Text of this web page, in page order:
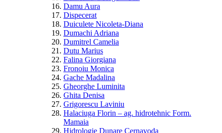
Damu Aura
Dispecerat
Duiculete Nicoleta-Diana
Dumachi Adriana
Dumitrel Camelia
Dutu Marius
Falina Giorgiana
Fronoiu Monica
Gache Madalina
Gheorghe Luminita
Ghita Denisa
Grigorescu Laviniu
Halaciuga Florin – ag. hidrotehnic Form.
Mamaia
Hidrologie Dunare Cernavoda